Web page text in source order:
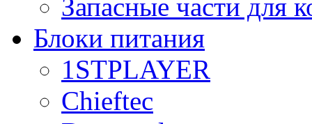
Запасные части для
Блоки питания
1STPLAYER
Chieftec